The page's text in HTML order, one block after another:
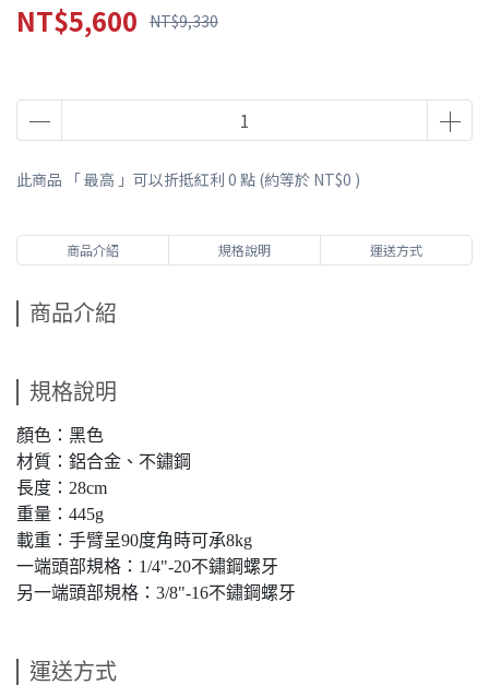
NT$5,600 NT$9,330
此商品 「 最高 」可以折抵紅利 0 點 (約等於 NT$0 )
商品介紹 規格說明 運送方式
商品介紹
規格說明
顏色：黑色
材質：鋁合金、不鏽鋼
長度：28cm
重量：445g
載重：手臂呈90度角時可承8kg
一端頭部規格：1/4"-20不鏽鋼螺牙
另一端頭部規格：3/8"-16不鏽鋼螺牙
運送方式